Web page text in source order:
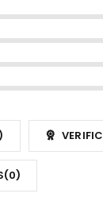
)
0)